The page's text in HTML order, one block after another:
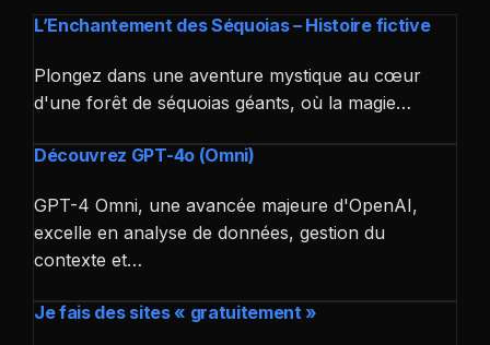
L’Enchantement des Séquoias – Histoire fictive
Plongez dans une aventure mystique au cœur
d'une forêt de séquoias géants, où la magie…
Découvrez GPT-4o (Omni)
GPT-4 Omni, une avancée majeure d'OpenAI,
excelle en analyse de données, gestion du
contexte et…
Je fais des sites « gratuitement »